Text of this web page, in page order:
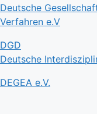
Deutsche
Verfahren e.V
DGD
Deutsche
DEGEA e.V.